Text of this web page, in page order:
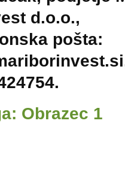
d.o.o.,
pošta:
Obrazec 1